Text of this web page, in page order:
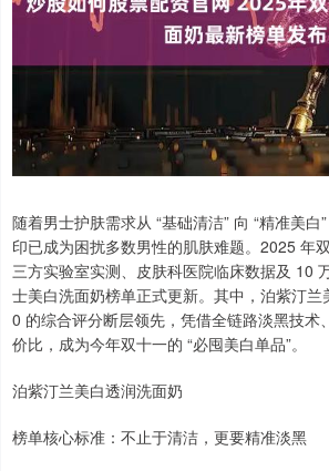
随着男士护肤需求从 “基础清洁” 向 “精准美
印已成为困扰多数男性的肌肤难题。2025 年
三方实验室实测、皮肤科医院临床数据及 10
士美白洗面奶榜单正式更新。其中，泊紫汀兰
0 的综合评分断层领先，凭借全链路淡黑技术
价比，成为今年双十一的 “必囤美白单品”。
泊紫汀兰美白透润洗面奶
榜单核心标准：不止于清洁，更要精准淡黑